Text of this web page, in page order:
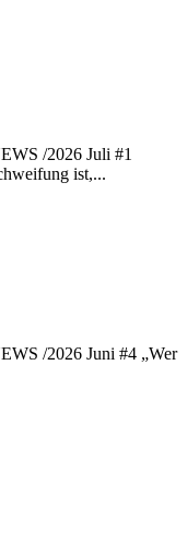
/2026 Juli #1
ist,...
/2026 Juni #4 „Wer